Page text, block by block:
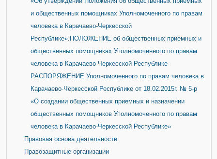
и общественных помощниках Уполномоченного по правам
человека в Карачаево-Черкесской
Республике».ПОЛОЖЕНИЕ об общественных приемных и
общественных помощниках Уполномоченного по правам
человека в Карачаево-Черкесской Республике
РАСПОРЯЖЕНИЕ Уполномоченного по правам человека в
Карачаево-Черкесской Республике от 18.02.2015г. № 5-р
«О создании общественных приемных и назначении
общественных помощников Уполномоченного по правам
человека в Карачаево-Черкесской Республике»
Правовая основа деятельности
Правозащитные организации